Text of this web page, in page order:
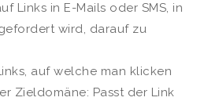
Links in E-Mails oder SMS, in
wird, darauf zu
auf welche man klicken
Zieldomäne: Passt der Link